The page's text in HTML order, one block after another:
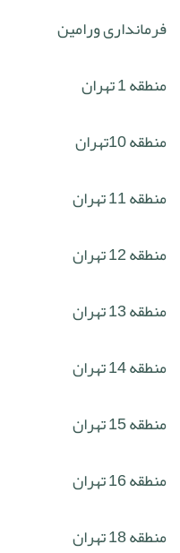
فرمانداری ورامین
منطقه 1 تهران
منطقه 10تهران
منطقه 11 تهران
منطقه 12 تهران
منطقه 13 تهران
منطقه 14 تهران
منطقه 15 تهران
منطقه 16 تهران
منطقه 18 تهران